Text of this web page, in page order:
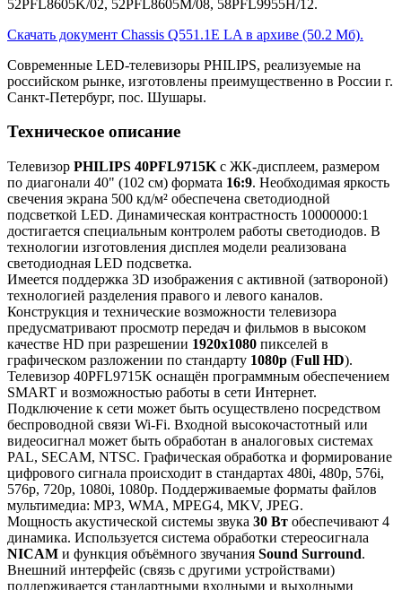
52PFL8605K/02, 52PFL8605M/08, 58PFL9955H/12.
Скачать документ Chassis Q551.1E LA в архиве (50.2 Мб).
Современные LED-телевизоры PHILIPS, реализуемые на
российском рынке, изготовлены преимущественно в России г.
Санкт-Петербург, пос. Шушары.
Техническое описание
Телевизор PHILIPS 40PFL9715K с ЖК-дисплеем, размером
по диагонали 40" (102 см) формата 16:9. Необходимая яркость
свечения экрана 500 кд/м² обеспечена светодиодной
подсветкой LED. Динамическая контрастность 10000000:1
достигается специальным контролем работы светодиодов. В
технологии изготовления дисплея модели реализована
светодиодная LED подсветка.
Имеется поддержка 3D изображения с активной (затвороной)
технологией разделения правого и левого каналов.
Конструкция и технические возможности телевизора
предусматривают просмотр передач и фильмов в высоком
качестве HD при разрешении 1920x1080 пикселей в
графическом разложении по стандарту 1080p (Full HD).
Телевизор 40PFL9715K оснащён программным обеспечением
SMART и возможностью работы в сети Интернет.
Подключение к сети может быть осуществлено посредством
беспроводной связи Wi-Fi. Входной высокочастотный или
видеосигнал может быть обработан в аналоговых системах
PAL, SECAM, NTSC. Графическая обработка и формирование
цифрового сигнала происходит в стандартах 480i, 480p, 576i,
576p, 720p, 1080i, 1080p. Поддерживаемые форматы файлов
мультимедиа: MP3, WMA, MPEG4, MKV, JPEG.
Мощность акустической системы звука 30 Вт обеспечивают 4
динамика. Используется система обработки стереосигнала
NICAM и функция объёмного звучания Sound Surround.
Внешний интерфейс (связь с другими устройствами)
поддерживается стандартными входными и выходными